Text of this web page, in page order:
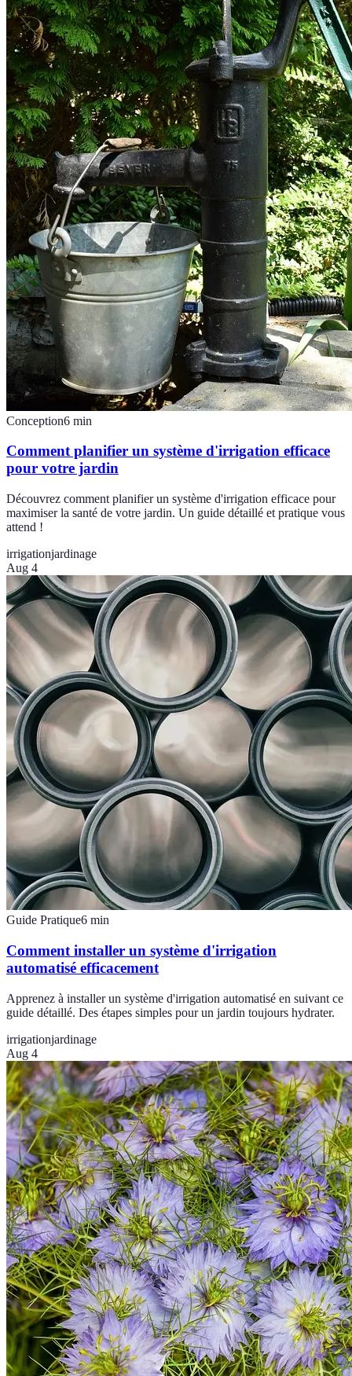
Conception6 min
Comment planifier un système d'irrigation efficace
pour votre jardin
Découvrez comment planifier un système d'irrigation efficace pour
maximiser la santé de votre jardin. Un guide détaillé et pratique vous
attend !
irrigationjardinage
Aug 4
Guide Pratique6 min
Comment installer un système d'irrigation
automatisé efficacement
Apprenez à installer un système d'irrigation automatisé en suivant ce
guide détaillé. Des étapes simples pour un jardin toujours hydrater.
irrigationjardinage
Aug 4